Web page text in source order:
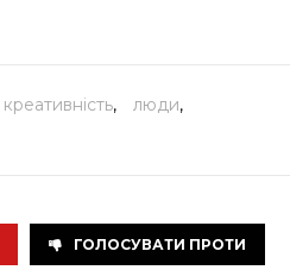
креативність, люди,
ГОЛОСУВАТИ ПРОТИ